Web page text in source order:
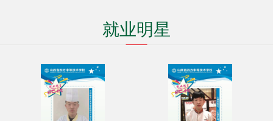
就业明星